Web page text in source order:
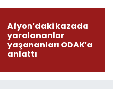
Afyon’daki kazada
yaralananlar
yaşananları ODAK’a
anlattı